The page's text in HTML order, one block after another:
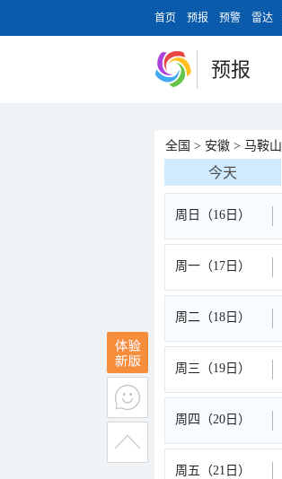
首页 预报 预警 雷达
预报
全国 > 安徽 > 马鞍山
今天
周日（16日）
周一（17日）
周二（18日）
周三（19日）
周四（20日）
周五（21日）